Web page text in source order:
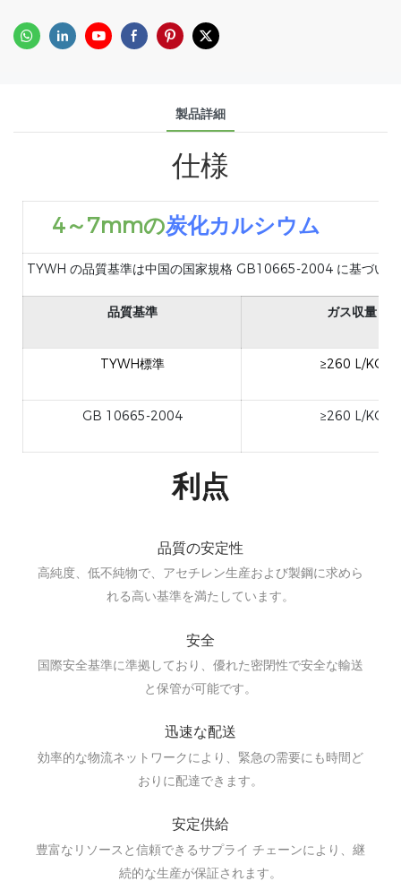
製品詳細
仕様
4～7mmの炭化カルシウム
TYWH の品質基準は中国の国家規格 GB10665-2004 に基づい
品質基準 ガス収量
TYWH標準 ≥260 L/KG
GB 10665-2004 ≥260 L/KG
利点
品質の安定性
高純度、低不純物で、アセチレン生産および製鋼に求めら
れる高い基準を満たしています。
安全
国際安全基準に準拠しており、優れた密閉性で安全な輸送
と保管が可能です。
迅速な配送
効率的な物流ネットワークにより、緊急の需要にも時間ど
おりに配達できます。
安定供給
豊富なリソースと信頼できるサプライ チェーンにより、継
続的な生産が保証されます。